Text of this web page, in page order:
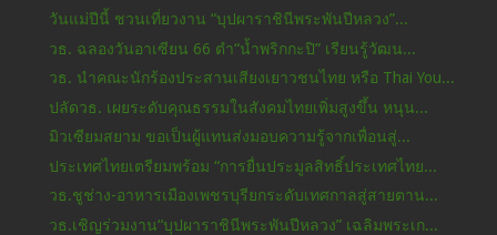
วันแม่ปีนี้ ชวนเที่ยวงาน “บุปผาราชินีพระพันปีหลวง”...
วธ. ฉลองวันอาเซียน 66 ตำ“น้ำพริกกะปิ” เรียนรู้วัฒน...
วธ. นำคณะนักร้องประสานเสียงเยาวชนไทย หรือ Thai You...
ปลัดวธ. เผยระดับคุณธรรมในสังคมไทยเพิ่มสูงขึ้น หนุน...
มิวเซียมสยาม ขอเป็นผู้แทนส่งมอบความรู้จากเพื่อนสู่...
ประเทศไทยเตรียมพร้อม “การยื่นประมูลสิทธิ์ประเทศไทย...
วธ.ชูช่าง-อาหารเมืองเพชรบุรียกระดับเทศกาลสู่สายตาน...
วธ.เชิญร่วมงาน“บุปผาราชินีพระพันปีหลวง” เฉลิมพระเก...